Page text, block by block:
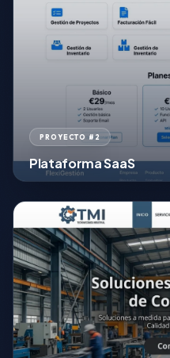
PROYECTO #2
Plataforma SaaS